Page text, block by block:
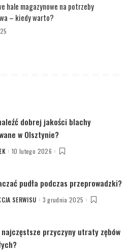
hale magazynowe na potrzeby
– kiedy warto?
dobrej jakości blachy
w Olsztynie?
10 lutego 2026
pudła podczas przeprowadzki?
SERWISU 3 grudnia 2025
najczęstsze przyczyny utraty zębów